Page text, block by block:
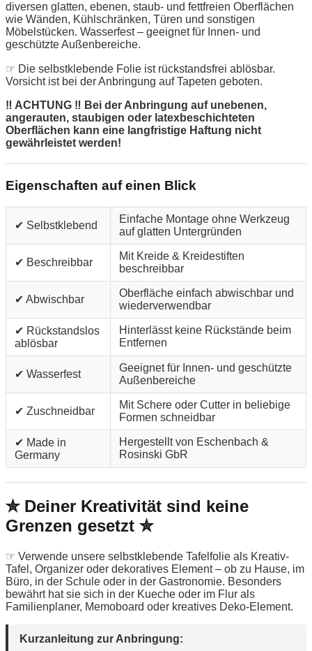
diversen glatten, ebenen, staub- und fettfreien Oberflächen
wie Wänden, Kühlschränken, Türen und sonstigen
Möbelstücken. Wasserfest – geeignet für Innen- und
geschützte Außenbereiche.
☞ Die selbstklebende Folie ist rückstandsfrei ablösbar.
Vorsicht ist bei der Anbringung auf Tapeten geboten.
‼ ACHTUNG ‼ Bei der Anbringung auf unebenen,
angerauten, staubigen oder latexbeschichteten
Oberflächen kann eine langfristige Haftung nicht
gewährleistet werden!
Eigenschaften auf einen Blick
✔ Selbstklebend
Einfache Montage ohne Werkzeug
auf glatten Untergründen
✔ Beschreibbar
Mit Kreide & Kreidestiften
beschreibbar
✔ Abwischbar
Oberfläche einfach abwischbar und
wiederverwendbar
✔ Rückstandslos
ablösbar
Hinterlässt keine Rückstände beim
Entfernen
✔ Wasserfest
Geeignet für Innen- und geschützte
Außenbereiche
✔ Zuschneidbar
Mit Schere oder Cutter in beliebige
Formen schneidbar
✔ Made in
Germany
Hergestellt von Eschenbach &
Rosinski GbR
✮ Deiner Kreativität sind keine
Grenzen gesetzt ✮
☞ Verwende unsere selbstklebende Tafelfolie als Kreativ-
Tafel, Organizer oder dekoratives Element – ob zu Hause, im
Büro, in der Schule oder in der Gastronomie. Besonders
bewährt hat sie sich in der Kueche oder im Flur als
Familienplaner, Memoboard oder kreatives Deko-Element.
Kurzanleitung zur Anbringung: